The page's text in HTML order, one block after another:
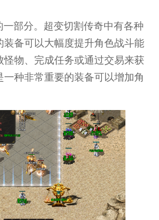
一部分。超变切割传奇中有各种
备可以大幅度提升角色战斗能
怪物、完成任务或通过交易来获
种非常重要的装备可以增加角